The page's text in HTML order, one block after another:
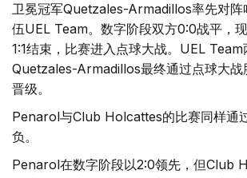
卫冕冠军Quetzales-Armadillos率先对阵
伍UEL Team。数字阶段双方0:0战平，
1:1结束，比赛进入点球大战。UEL Team
Quetzales-Armadillos最终通过点球大战
晋级。
Penarol与Club Holcattes的比赛同样通
负。
Penarol在数字阶段以2:0领先，但Club